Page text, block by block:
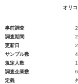
オリ
事前調査
調査期間
更新日
サンプル数
規定人数
調査企業数
定義